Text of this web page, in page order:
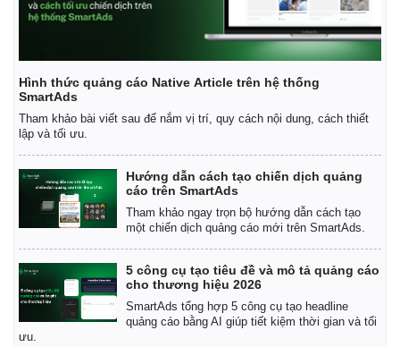
Hình thức quảng cáo Native Article trên hệ thống
SmartAds
Tham khảo bài viết sau để nắm vị trí, quy cách nội dung, cách thiết
lập và tối ưu.
Hướng dẫn cách tạo chiến dịch quảng
cáo trên SmartAds
Tham khảo ngay trọn bộ hướng dẫn cách tạo
một chiến dịch quảng cáo mới trên SmartAds.
5 công cụ tạo tiêu đề và mô tả quảng cáo
cho thương hiệu 2026
SmartAds tổng hợp 5 công cụ tạo headline
quảng cáo bằng AI giúp tiết kiệm thời gian và tối
ưu.